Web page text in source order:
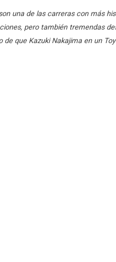
una de las carreras con más
pero también tremendas
de que Kazuki Nakajima en un